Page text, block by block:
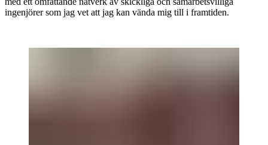
ingenjörer som jag vet att jag kan vända mig till i framtiden.